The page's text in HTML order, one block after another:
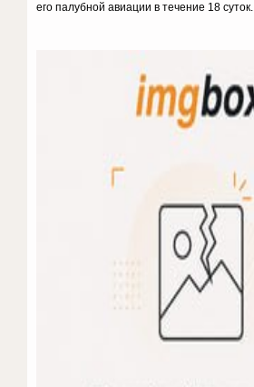
его палубной авиации в течение 18 суток.